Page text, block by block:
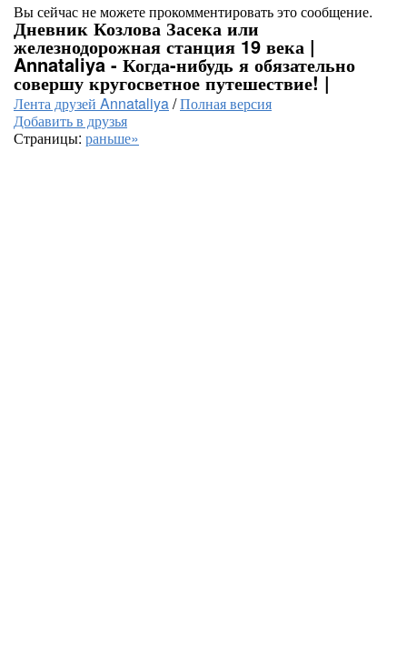
Вы сейчас не можете прокомментировать это сообщение.
Дневник Козлова Засека или
железнодорожная станция 19 века |
Annataliya - Когда-нибудь я обязательно
совершу кругосветное путешествие! |
Лента друзей Annataliya/Полная версия
Добавить в друзья
Страницы: раньше»